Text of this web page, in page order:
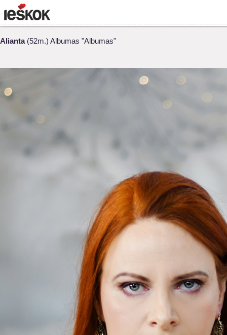
Alianta(52m.) Albumas "Albumas"